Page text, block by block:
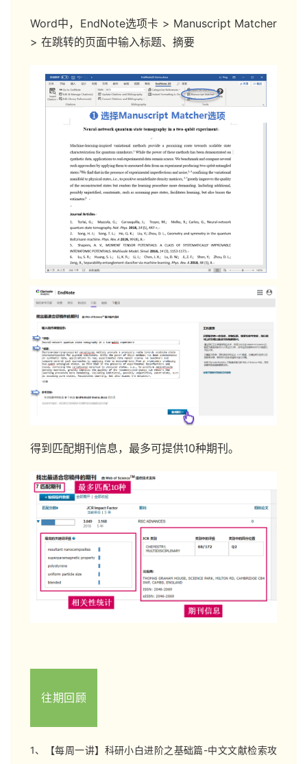
Word中，EndNote选项卡 > Manuscript Matcher
> 在跳转的页面中输入标题、摘要
得到匹配期刊信息，最多可提供10种期刊。
往期回顾
1、【每周一讲】科研小白进阶之基础篇-中文文献检索攻